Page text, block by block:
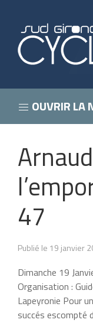
OUVRIR LA
47
Publié le 19 janvier
Dimanche 19
Organisation :
Lapeyronie Pour
succés escompté